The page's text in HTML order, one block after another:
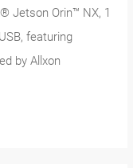
Jetson Orin™ NX, 1
featuring
by Allxon